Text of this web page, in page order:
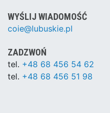
WYŚLIJ WIADOMOŚĆ
coie@lubuskie.pl
ZADZWOŃ
tel. +48 68 456 54 62
tel. +48 68 456 51 98